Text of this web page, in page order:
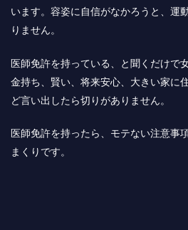
います。容姿に自信がなかろうと、運
りません。
医師免許を持っている、と聞くだけで
金持ち、賢い、将来安心、大きい家
ど言い出したら切りがありません。
医師免許を持ったら、モテない注意事
まくりです。